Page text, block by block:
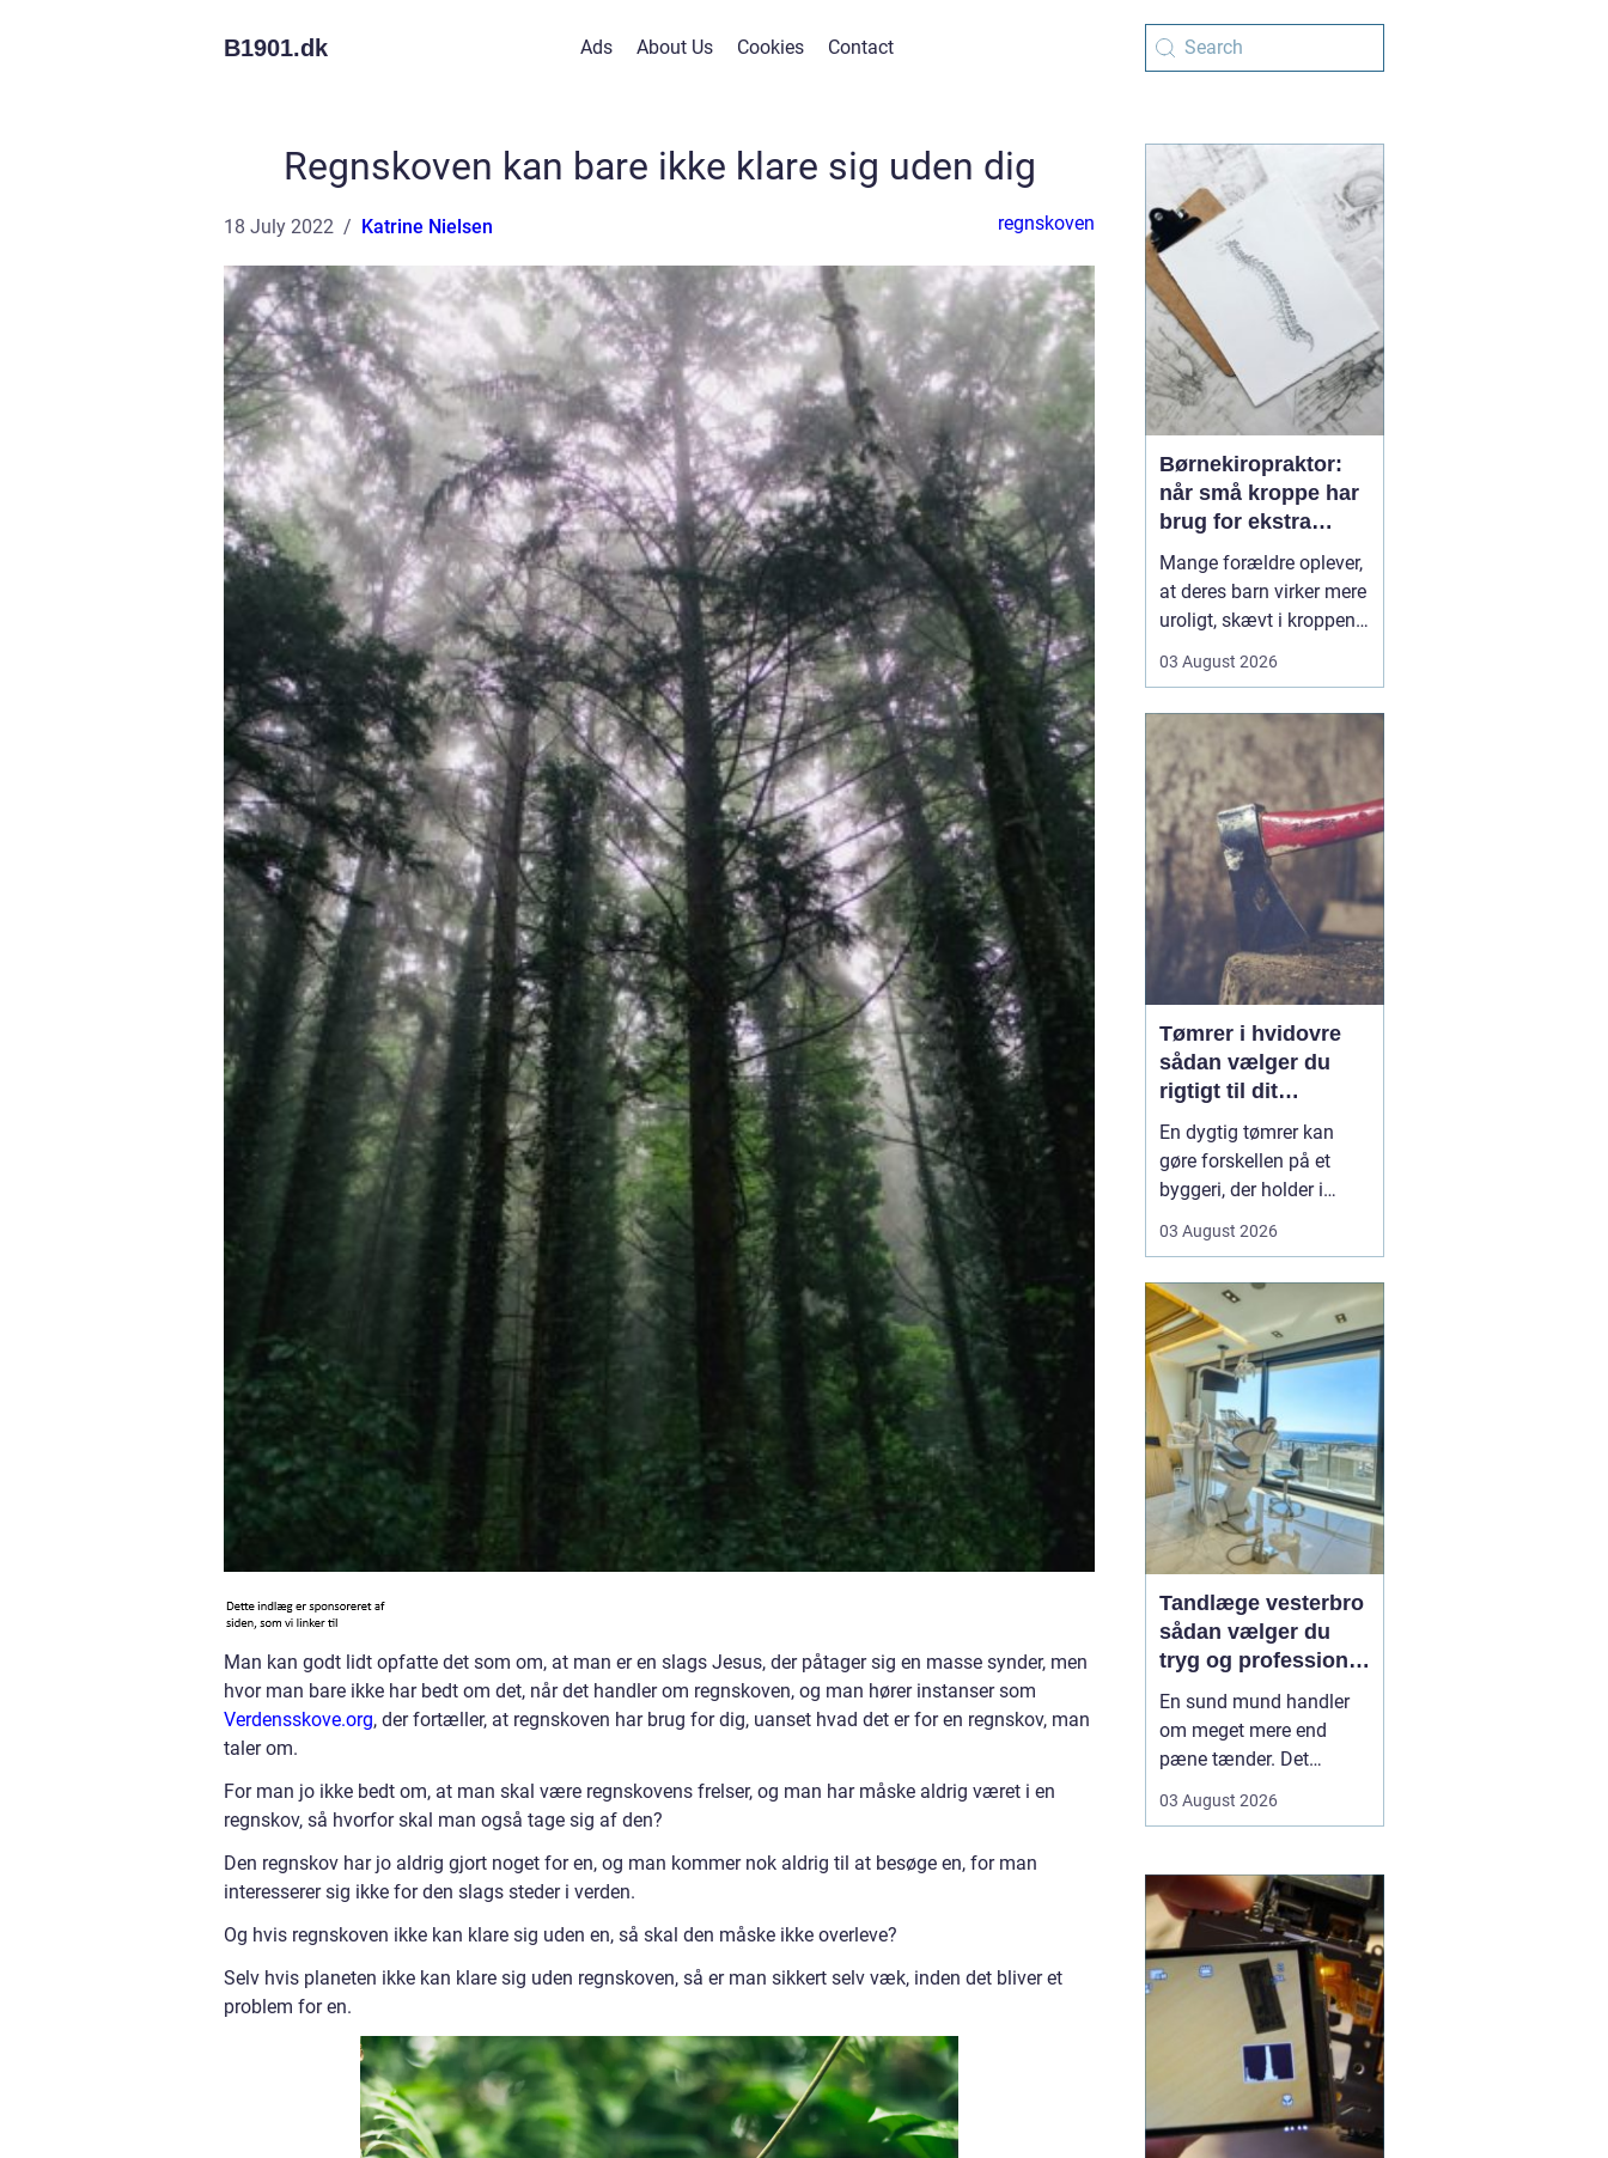
B1901.dk Ads About Us Cookies Contact
Regnskoven kan bare ikke klare sig uden dig
18 July 2022 Katrine Nielsen regnskoven
Man kan godt lidt opfatte det som om, at man er en slags Jesus, der påtager sig en masse synder, men
hvor man bare ikke har bedt om det, når det handler om regnskoven, og man hører instanser som
Verdensskove.org, der fortæller, at regnskoven har brug for dig, uanset hvad det er for en regnskov, man
taler om.
For man jo ikke bedt om, at man skal være regnskovens frelser, og man har måske aldrig været i en
regnskov, så hvorfor skal man også tage sig af den?
Den regnskov har jo aldrig gjort noget for en, og man kommer nok aldrig til at besøge en, for man
interesserer sig ikke for den slags steder i verden.
Og hvis regnskoven ikke kan klare sig uden en, så skal den måske ikke overleve?
Selv hvis planeten ikke kan klare sig uden regnskoven, så er man sikkert selv væk, inden det bliver et
problem for en.
Børnekiropraktor:
når små kroppe har
brug for ekstra
opmærksomhed
Mange forældre oplever,
at deres barn virker mere
uroligt, skævt i kroppen
uden at der er en klar
børnekiropraktor være en
mulighed. En kiropraktor
med særlig erfaring i...
03 August 2026
Tømrer i hvidovre
sådan vælger du
rigtigt til dit
byggeprojekt
En dygtig tømrer kan
gøre forskellen på et
byggeri, der holder i
giver dig problemer igen
efter en tømrer i
Hvidovre, handler det
derfor ikke kun om pris.
Det handler om kvalitet,
tryghed og gode løsni...
03 August 2026
Tandlæge vesterbro
sådan vælger du
tryg og professionel
tandpleje
En sund mund handler
om meget mere end
pæne tænder. Det
hverdag, din selvtillid og
duleder efter tandlæge
vesterbro, møder du
derfor mange
valgmuligheder m...
03 August 2026